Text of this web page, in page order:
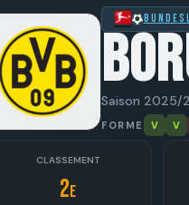
Saison 2025/
FORME V V
CLASSEMENT
2e